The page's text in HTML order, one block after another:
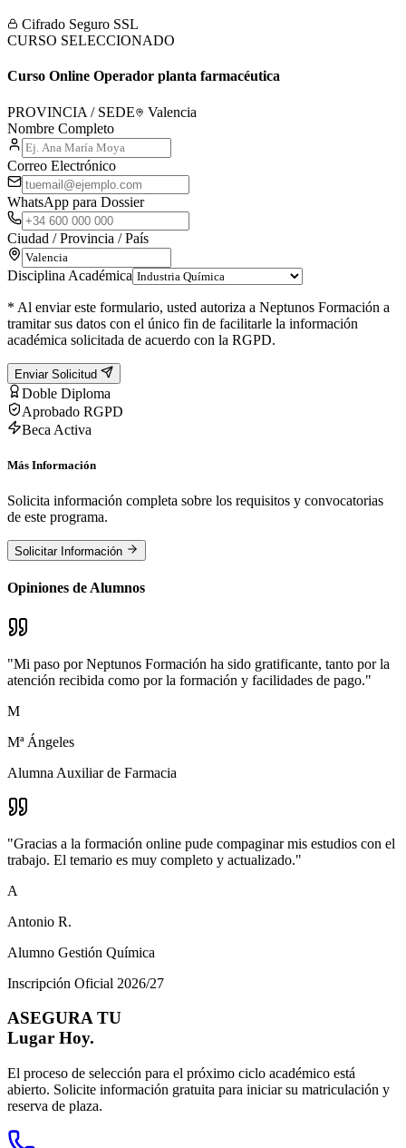
Cifrado Seguro SSL
CURSO SELECCIONADO
Curso Online Operador planta farmacéutica
PROVINCIA / SEDE
Valencia
Nombre Completo
Correo Electrónico
WhatsApp para Dossier
Ciudad / Provincia / País
Disciplina Académica
* Al enviar este formulario, usted autoriza a Neptunos Formación a
tramitar sus datos con el único fin de facilitarle la información
académica solicitada de acuerdo con la RGPD.
Enviar Solicitud
Doble Diploma
Aprobado RGPD
Beca Activa
Más Información
Solicita información completa sobre los requisitos y convocatorias
de este programa.
Solicitar Información
Opiniones de Alumnos
"Mi paso por Neptunos Formación ha sido gratificante, tanto por la
atención recibida como por la formación y facilidades de pago."
M
Mª Ángeles
Alumna Auxiliar de Farmacia
"Gracias a la formación online pude compaginar mis estudios con el
trabajo. El temario es muy completo y actualizado."
A
Antonio R.
Alumno Gestión Química
Inscripción Oficial 2026/27
ASEGURA TU
Lugar Hoy.
El proceso de selección para el próximo ciclo académico está
abierto. Solicite información gratuita para iniciar su matriculación y
reserva de plaza.